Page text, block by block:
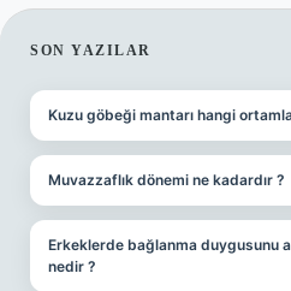
SIDEBAR
SON YAZILAR
Kuzu göbeği mantarı hangi
Muvazzaflık dönemi ne kadardır ?
Erkeklerde bağlanma duygusunu
nedir ?